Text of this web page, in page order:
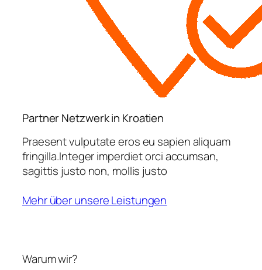
Partner Netzwerk in Kroatien
Praesent vulputate eros eu sapien aliquam
fringilla.Integer imperdiet orci accumsan,
sagittis justo non, mollis justo
Mehr über unsere Leistungen
Warum wir?